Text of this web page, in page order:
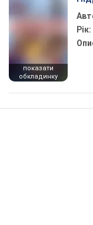
показати
обкладинку
Рік: